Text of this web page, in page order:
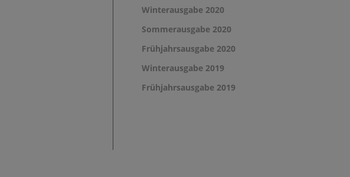
Winterausgabe 2020
Sommerausgabe 2020
Frühjahrsausgabe 2020
Winterausgabe 2019
Frühjahrsausgabe 2019